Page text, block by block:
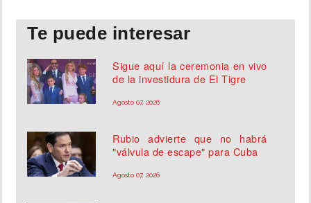
Te puede interesar
Sigue aquí la ceremonia en vivo
de la investidura de El Tigre
Agosto 07, 2026
Rubio advierte que no habrá
"válvula de escape" para Cuba
Agosto 07, 2026